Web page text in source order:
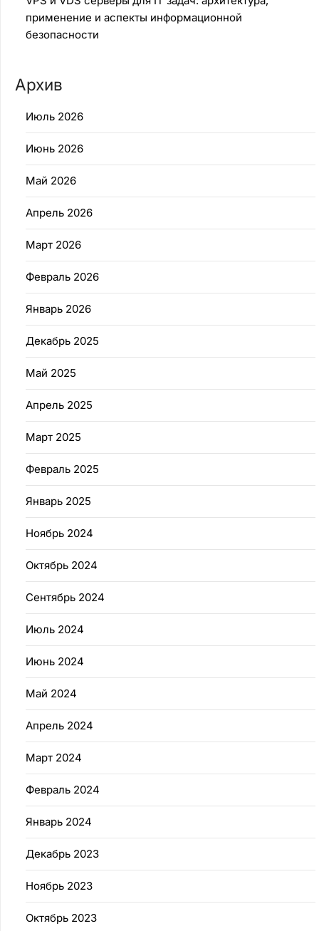
применение и аспекты информационной
безопасности
Архив
Июль 2026
Июнь 2026
Май 2026
Апрель 2026
Март 2026
Февраль 2026
Январь 2026
Декабрь 2025
Май 2025
Апрель 2025
Март 2025
Февраль 2025
Январь 2025
Ноябрь 2024
Октябрь 2024
Сентябрь 2024
Июль 2024
Июнь 2024
Май 2024
Апрель 2024
Март 2024
Февраль 2024
Январь 2024
Декабрь 2023
Ноябрь 2023
Октябрь 2023